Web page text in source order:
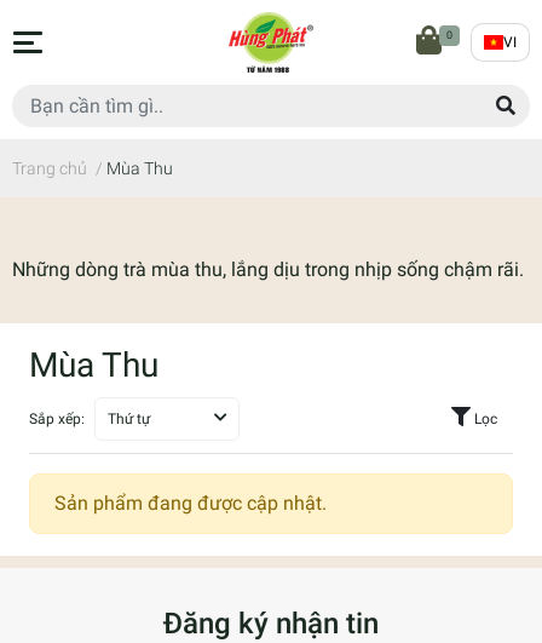
0 VI
Trang chủ / Mùa Thu
Những dòng trà mùa thu, lắng dịu trong nhịp sống chậm rãi.
Mùa Thu
Sắp xếp: Thứ tự Lọc
Sản phẩm đang được cập nhật.
Đăng ký nhận tin